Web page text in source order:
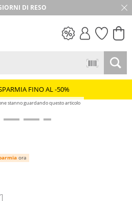
DI RESO
FINO AL -50%
stanno guardando questo articolo
ora